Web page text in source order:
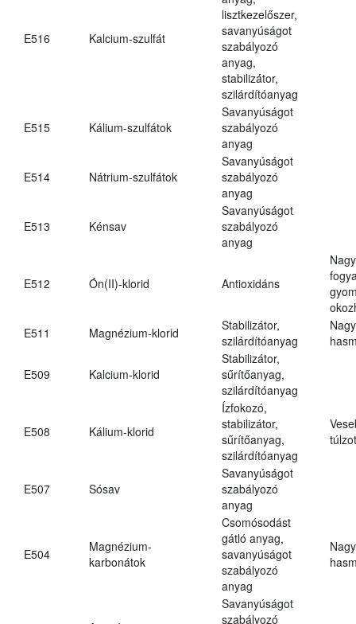
E516 Kalcium-szulfát
lisztkezelőszer,
savanyúságot
szabályozó
anyag,
stabilizátor,
szilárdítóanyag
E515 Kálium-szulfátok
Savanyúságot
szabályozó
anyag
E514 Nátrium-szulfátok
Savanyúságot
szabályozó
anyag
E513 Kénsav
Savanyúságot
szabályozó
anyag
E512 Ón(II)-klorid Antioxidáns
E511
Magnézium-klorid
Stabilizátor,
szilárdítóanyag
E509 Kalcium-klorid
Stabilizátor,
sűrítőanyag,
szilárdítóanyag
E508 Kálium-klorid
Ízfokozó,
stabilizátor,
sűrítőanyag,
szilárdítóanyag
E507 Sósav
Savanyúságot
szabályozó
anyag
E504
Magnézium-
karbonátok
Csomósodást
gátló anyag,
savanyúságot
szabályozó
anyag
Savanyúságot
szabályozó